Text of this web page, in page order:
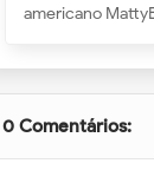
americano
0 Comentários: